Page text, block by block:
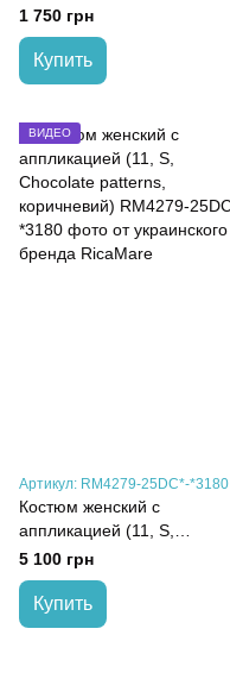
чорний)
1 750 грн
Купить
ВИДЕО
Артикул: RM4279-25DC*-*3180
Костюм женский с
аппликацией (11, S,
Chocolate patterns,
коричневий)
5 100 грн
Купить